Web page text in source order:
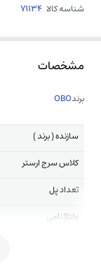
شناسه کالا 71134
مشخصات
برندOBO
سازنده ( برند )
کلاس سرج ارستر
تعداد پل
ولتاژ نامی